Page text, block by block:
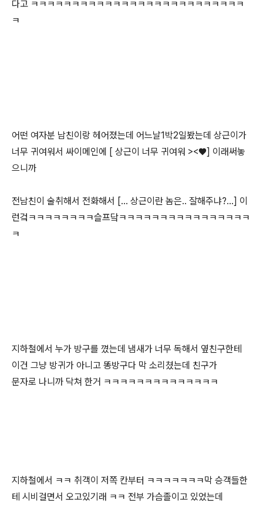
다고 ㅋㅋㅋㅋㅋㅋㅋㅋㅋㅋㅋㅋㅋㅋㅋㅋㅋㅋㅋㅋㅋㅋㅋㅋㅋㅋ
ㅋ
어떤 여자분 남친이랑 헤어졌는데 어느날1박2일봤는데 상근이가
너무 귀여워서 싸이메인에 [ 상근이 너무 귀여워 ><♥] 이래써놓
으니까
전남친이 술취해서 전화해서 [... 상근이란 놈은.. 잘해주냐?...] 이
런겈ㅋㅋㅋㅋㅋㅋㅋㅋ슬프닼ㅋㅋㅋㅋㅋㅋㅋㅋㅋㅋㅋㅋㅋㅋㅋㅋ
ㅋ
지하철에서 누가 방구를 꼈는데 냄새가 너무 독해서 옆친구한테
이건 그냥 방귀가 아니고 똥방구다 막 소리쳤는데 친구가
문자로 나니까 닥쳐 한거 ㅋㅋㅋㅋㅋㅋㅋㅋㅋㅋㅋㅋㅋㅋ
지하철에서 ㅋㅋ 취객이 저쪽 칸부터 ㅋㅋㅋㅋㅋㅋㅋ막 승객들한
테 시비걸면서 오고있기래 ㅋㅋ 전부 가슴졸이고 있었는데